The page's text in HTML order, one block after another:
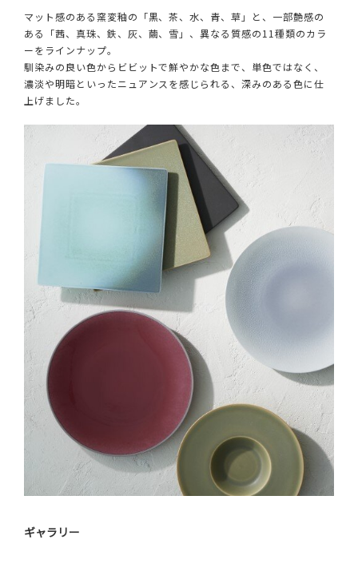
マット感のある窯変釉の「黒、茶、水、青、草」と、一部艶感の
ある「茜、真珠、鉄、灰、繭、雪」、異なる質感の11種類のカラ
ーをラインナップ。
馴染みの良い色からビビットで鮮やかな色まで、単色ではなく、
濃淡や明暗といったニュアンスを感じられる、深みのある色に仕
上げました。
ギャラリー